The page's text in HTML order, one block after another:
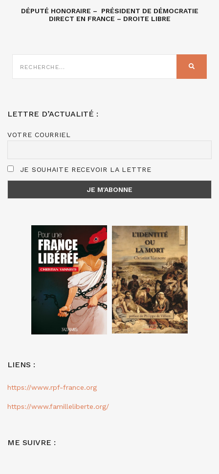
DÉPUTÉ HONORAIRE – PRÉSIDENT DE DÉMOCRATIE
DIRECT EN FRANCE – DROITE LIBRE
SUR
LETTRE D’ACTUALITÉ :
VOTRE COURRIEL
JE SOUHAITE RECEVOIR LA LETTRE
LIENS :
https://www.rpf-france.org
https://www.familleliberte.org/
ME SUIVRE :